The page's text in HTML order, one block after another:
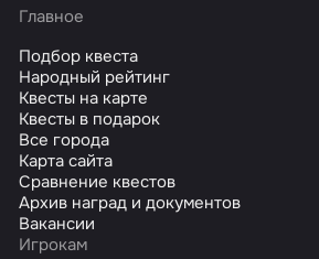
Главное
Подбор квеста
Народный рейтинг
Квесты на карте
Квесты в подарок
Все города
Карта сайта
Сравнение квестов
Архив наград и документов
Вакансии
Игрокам